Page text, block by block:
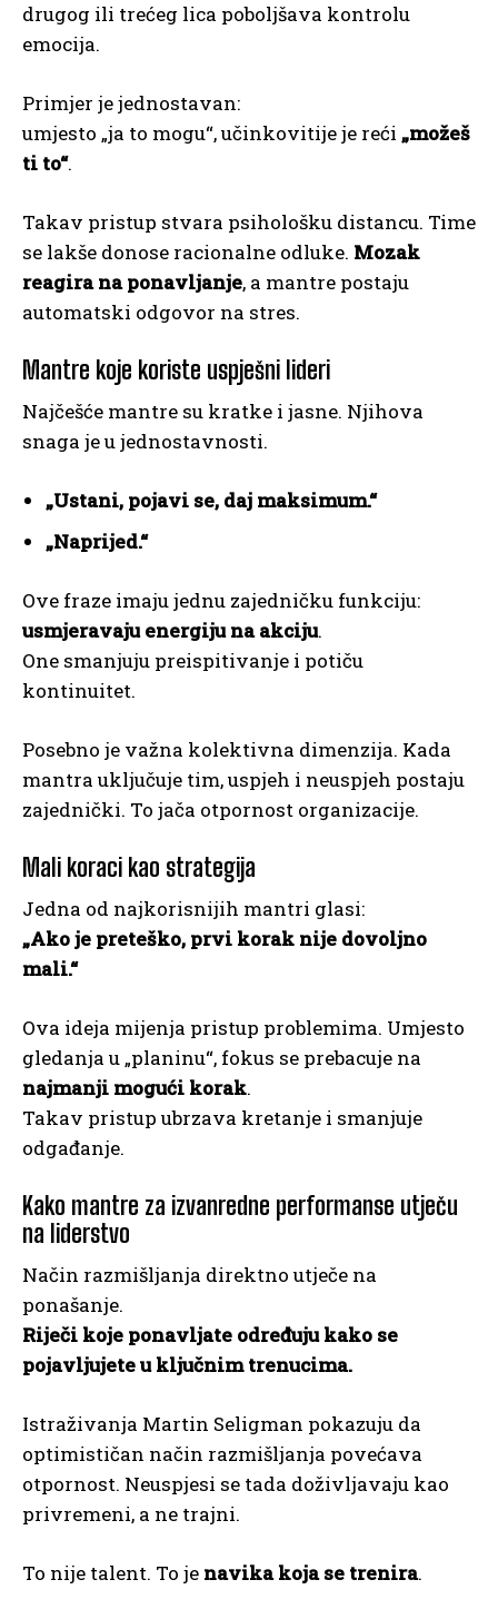
drugog ili trećeg lica poboljšava kontrolu
emocija.
Primjer je jednostavan:
umjesto „ja to mogu“, učinkovitije je reći „možeš
ti to“.
Takav pristup stvara psihološku distancu. Time
se lakše donose racionalne odluke. Mozak
reagira na ponavljanje, a mantre postaju
automatski odgovor na stres.
Mantre koje koriste uspješni lideri
Najčešće mantre su kratke i jasne. Njihova
snaga je u jednostavnosti.
„Ustani, pojavi se, daj maksimum.“
„Naprijed.“
Ove fraze imaju jednu zajedničku funkciju:
usmjeravaju energiju na akciju.
One smanjuju preispitivanje i potiču
kontinuitet.
Posebno je važna kolektivna dimenzija. Kada
mantra uključuje tim, uspjeh i neuspjeh postaju
zajednički. To jača otpornost organizacije.
Mali koraci kao strategija
Jedna od najkorisnijih mantri glasi:
„Ako je preteško, prvi korak nije dovoljno
mali.“
Ova ideja mijenja pristup problemima. Umjesto
gledanja u „planinu“, fokus se prebacuje na
najmanji mogući korak.
Takav pristup ubrzava kretanje i smanjuje
odgađanje.
Kako mantre za izvanredne performanse utječu
na liderstvo
Način razmišljanja direktno utječe na
ponašanje.
Riječi koje ponavljate određuju kako se
pojavljujete u ključnim trenucima.
Istraživanja Martin Seligman pokazuju da
optimističan način razmišljanja povećava
otpornost. Neuspjesi se tada doživljavaju kao
privremeni, a ne trajni.
To nije talent. To je navika koja se trenira.